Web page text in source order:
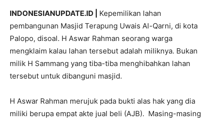
INDONESIANUPDATE.ID | Kepemilikan lahan
pembangunan Masjid Terapung Uwais Al-Qarni, di kota
Palopo, disoal. H Aswar Rahman seorang warga
mengklaim kalau lahan tersebut adalah miliknya. Bukan
milik H Sammang yang tiba-tiba menghibahkan lahan
tersebut untuk dibanguni masjid.
H Aswar Rahman merujuk pada bukti alas hak yang dia
miliki berupa empat akte jual beli (AJB). Masing-masing